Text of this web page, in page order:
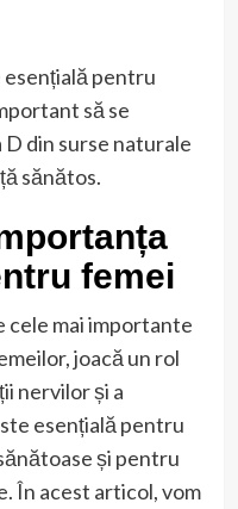
pentru
să se
din surse naturale
sănătos.
femei
cele mai importante
joacă un rol
nervilor și a
esențială pentru
și pentru
În acest articol, vom